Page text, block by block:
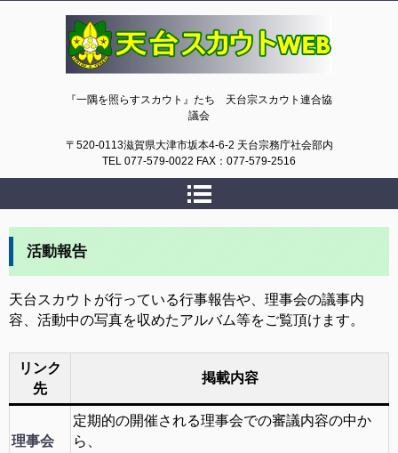
『一隅を照らすスカウト』たち 天台宗スカウト連合協
議会
〒520-0113滋賀県大津市坂本4-6-2 天台宗務庁社会部内
TEL 077-579-0022 FAX：077-579-2516
活動報告
天台スカウトが行っている行事報告や、理事会の議事内
容、活動中の写真を収めたアルバム等をご覧頂けます。
リンク
先
掲載内容
理事会
定期的の開催される理事会での審議内容の中か
ら、